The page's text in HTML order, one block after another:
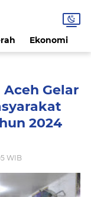
Ekonomi
Gelar
2024
WIB